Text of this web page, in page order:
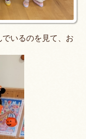
いるのを見て、お